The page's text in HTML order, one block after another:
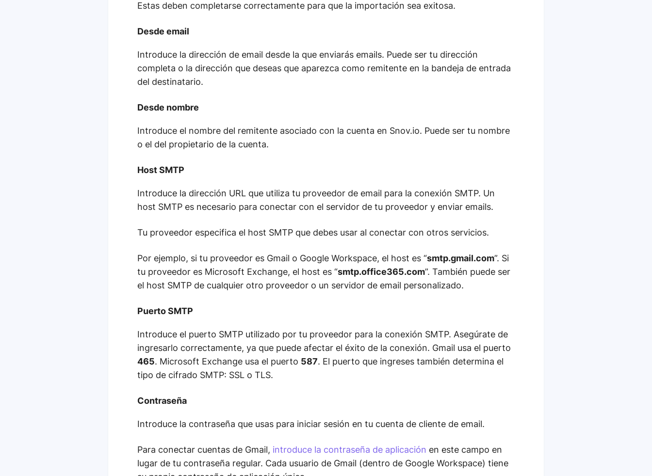
Estas deben completarse correctamente para que la importación sea exitosa.
Desde email
Introduce la dirección de email desde la que enviarás emails. Puede ser tu dirección
completa o la dirección que deseas que aparezca como remitente en la bandeja de entrada
del destinatario.
Desde nombre
Introduce el nombre del remitente asociado con la cuenta en Snov.io. Puede ser tu nombre
o el del propietario de la cuenta.
Host SMTP
Introduce la dirección URL que utiliza tu proveedor de email para la conexión SMTP. Un
host SMTP es necesario para conectar con el servidor de tu proveedor y enviar emails.
Tu proveedor especifica el host SMTP que debes usar al conectar con otros servicios.
Por ejemplo, si tu proveedor es Gmail o Google Workspace, el host es “smtp.gmail.com”. Si
tu proveedor es Microsoft Exchange, el host es “smtp.office365.com”. También puede ser
el host SMTP de cualquier otro proveedor o un servidor de email personalizado.
Puerto SMTP
Introduce el puerto SMTP utilizado por tu proveedor para la conexión SMTP. Asegúrate de
ingresarlo correctamente, ya que puede afectar el éxito de la conexión. Gmail usa el puerto
465. Microsoft Exchange usa el puerto 587. El puerto que ingreses también determina el
tipo de cifrado SMTP: SSL o TLS.
Contraseña
Introduce la contraseña que usas para iniciar sesión en tu cuenta de cliente de email.
Para conectar cuentas de Gmail, introduce la contraseña de aplicación en este campo en
lugar de tu contraseña regular. Cada usuario de Gmail (dentro de Google Workspace) tiene